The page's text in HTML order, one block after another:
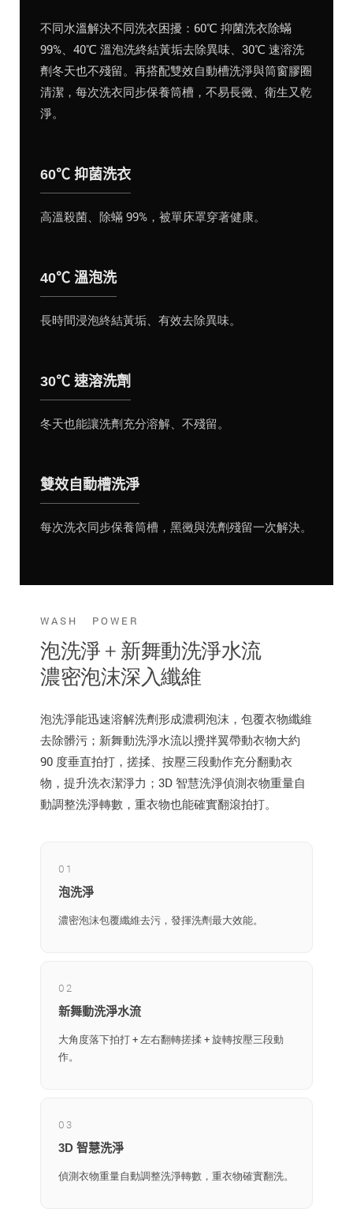
不同水溫解決不同洗衣困擾：60℃ 抑菌洗衣除蟎
99%、40℃ 溫泡洗終結黃垢去除異味、30℃ 速溶洗
劑冬天也不殘留。再搭配雙效自動槽洗淨與筒窗膠圈
清潔，每次洗衣同步保養筒槽，不易長黴、衛生又乾
淨。
60℃ 抑菌洗衣
高溫殺菌、除蟎 99%，被單床罩穿著健康。
40℃ 溫泡洗
長時間浸泡終結黃垢、有效去除異味。
30℃ 速溶洗劑
冬天也能讓洗劑充分溶解、不殘留。
雙效自動槽洗淨
每次洗衣同步保養筒槽，黑黴與洗劑殘留一次解決。
WASH POWER
泡洗淨 + 新舞動洗淨水流
濃密泡沫深入纖維
泡洗淨能迅速溶解洗劑形成濃稠泡沫，包覆衣物纖維
去除髒污；新舞動洗淨水流以攪拌翼帶動衣物大約
90 度垂直拍打，搓揉、按壓三段動作充分翻動衣
物，提升洗衣潔淨力；3D 智慧洗淨偵測衣物重量自
動調整洗淨轉數，重衣物也能確實翻滾拍打。
01
泡洗淨
濃密泡沫包覆纖維去污，發揮洗劑最大效能。
02
新舞動洗淨水流
大角度落下拍打 + 左右翻轉搓揉 + 旋轉按壓三段動
作。
03
3D 智慧洗淨
偵測衣物重量自動調整洗淨轉數，重衣物確實翻洗。